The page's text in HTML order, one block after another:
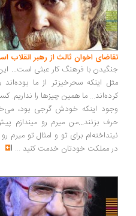
اخوان ثالث از رهبر انقلاب اسلامی
با فرهنگ کار عبثی است... این برادران
اینکه سحرخیزتر از ما بوده‌اند و
ما همین چیزها را نداریم. کسی
اینکه خودش گرجی بود، می‌خواست
بزنند...من میرم رو میندازم پیش
برای تو و امثال تو میرم رو
مملکت خودتان خدمت کنید...